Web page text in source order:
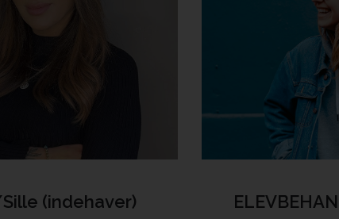
(indehaver)